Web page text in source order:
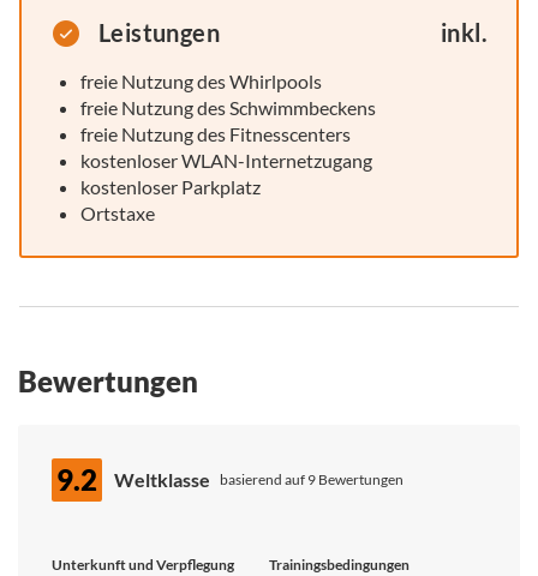
Leistungen inkl.
freie Nutzung des Whirlpools
freie Nutzung des Schwimmbeckens
freie Nutzung des Fitnesscenters
kostenloser WLAN-Internetzugang
kostenloser Parkplatz
Ortstaxe
Bewertungen
9.2 Weltklasse basierend auf 9 Bewertungen
Unterkunft und Verpflegung Trainingsbedingungen